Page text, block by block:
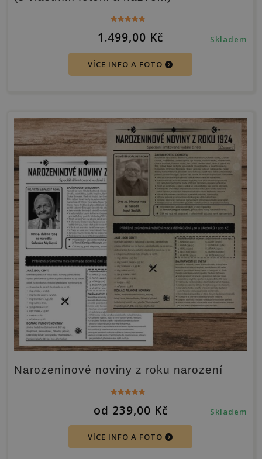
5.00
z 5
1.499,00 Kč Skladem
VÍCE INFO A FOTO
Narozeninové noviny z roku narození
4.96
z 5
od 239,00 Kč Skladem
VÍCE INFO A FOTO